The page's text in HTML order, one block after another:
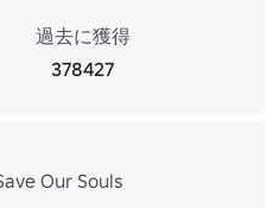
過去に獲得
378427
Our Souls